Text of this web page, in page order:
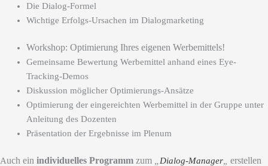
Die Dialog-Formel
Wichtige Erfolgs-Ursachen im Dialogmarketing
Workshop: Optimierung Ihres eigenen Werbemittels!
Gemeinsame Bewertung Werbemittel anhand eines Eye-
Tracking-Demos
Diskussion möglicher Optimierungs-Ansätze
Optimierung der eingereichten Werbemittel in der Gruppe unter
Anleitung des Dozenten
Präsentation der Ergebnisse im Plenum
Auch ein individuelles Programm zum Dialog-Manager
erstellen